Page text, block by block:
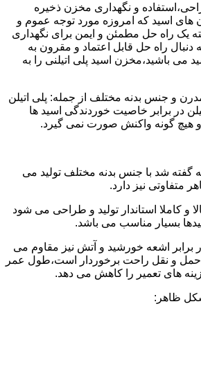
و نگهداری مخزن ذخیره
اسید که امروزه مورد توجه عموم و
یک راه حل مطمئن و ایمن برای نگهداری
دنبال راه حل قابل اعتماد و مقرون به
می باشید،مخزن اسید پلی اتیلنی را به
و جنس بدنه مختلف از جمله: پلی اتیلن
در برابر خاصیت خوردندگی اسید ها
هیچ گونه واکنش صورت نمی گیرد.
گفته شد با جنس بدنه مختلف تولید می
متفاوتی نیز دارد.
و کاملا استاندار تولید و طراحی می شود
بسیار مناسب می باشد.
برابر اشعه خورشید و آتش نیز مقاوم می
و نقل راحت برخوردار است،طول عمر
های تعمیر را کاهش می دهد.
ظاهر: